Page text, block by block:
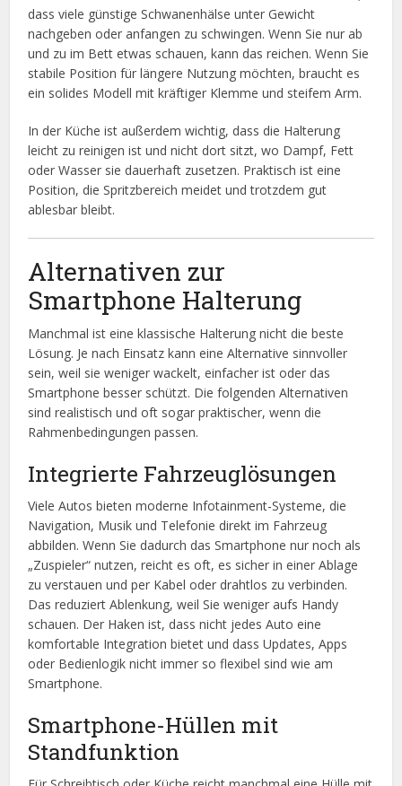
dass viele günstige Schwanenhälse unter Gewicht
nachgeben oder anfangen zu schwingen. Wenn Sie nur ab
und zu im Bett etwas schauen, kann das reichen. Wenn Sie
stabile Position für längere Nutzung möchten, braucht es
ein solides Modell mit kräftiger Klemme und steifem Arm.
In der Küche ist außerdem wichtig, dass die Halterung
leicht zu reinigen ist und nicht dort sitzt, wo Dampf, Fett
oder Wasser sie dauerhaft zusetzen. Praktisch ist eine
Position, die Spritzbereich meidet und trotzdem gut
ablesbar bleibt.
Alternativen zur
Smartphone Halterung
Manchmal ist eine klassische Halterung nicht die beste
Lösung. Je nach Einsatz kann eine Alternative sinnvoller
sein, weil sie weniger wackelt, einfacher ist oder das
Smartphone besser schützt. Die folgenden Alternativen
sind realistisch und oft sogar praktischer, wenn die
Rahmenbedingungen passen.
Integrierte Fahrzeuglösungen
Viele Autos bieten moderne Infotainment-Systeme, die
Navigation, Musik und Telefonie direkt im Fahrzeug
abbilden. Wenn Sie dadurch das Smartphone nur noch als
„Zuspieler“ nutzen, reicht es oft, es sicher in einer Ablage
zu verstauen und per Kabel oder drahtlos zu verbinden.
Das reduziert Ablenkung, weil Sie weniger aufs Handy
schauen. Der Haken ist, dass nicht jedes Auto eine
komfortable Integration bietet und dass Updates, Apps
oder Bedienlogik nicht immer so flexibel sind wie am
Smartphone.
Smartphone-Hüllen mit
Standfunktion